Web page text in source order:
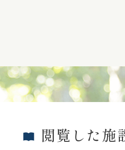
閲覧した施